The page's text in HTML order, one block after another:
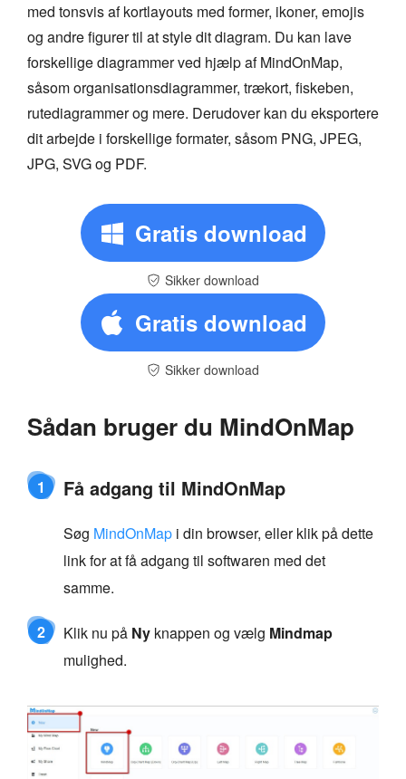
med tonsvis af kortlayouts med former, ikoner, emojis
og andre figurer til at style dit diagram. Du kan lave
forskellige diagrammer ved hjælp af MindOnMap,
såsom organisationsdiagrammer, trækort, fiskeben,
rutediagrammer og mere. Derudover kan du eksportere
dit arbejde i forskellige formater, såsom PNG, JPEG,
JPG, SVG og PDF.
Gratis download
Sikker download
Gratis download
Sikker download
Sådan bruger du MindOnMap
1 Få adgang til MindOnMap
Søg MindOnMap i din browser, eller klik på dette
link for at få adgang til softwaren med det
samme.
2 Klik nu på Ny knappen og vælg Mindmap
mulighed.